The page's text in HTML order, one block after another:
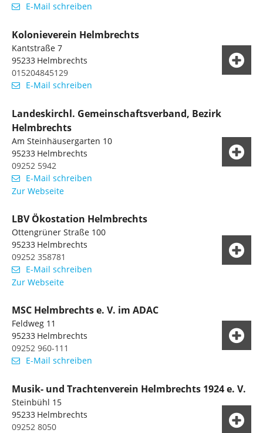
E-Mail schreiben
Kolonieverein Helmbrechts
Kantstraße 7
95233 Helmbrechts
015204845129
E-Mail schreiben
Landeskirchl. Gemeinschaftsverband, Bezirk
Helmbrechts
Am Steinhäusergarten 10
95233 Helmbrechts
09252 5942
E-Mail schreiben
Zur Webseite
LBV Ökostation Helmbrechts
Ottengrüner Straße 100
95233 Helmbrechts
09252 358781
E-Mail schreiben
Zur Webseite
MSC Helmbrechts e. V. im ADAC
Feldweg 11
95233 Helmbrechts
09252 960-111
E-Mail schreiben
Musik- und Trachtenverein Helmbrechts 1924 e. V.
Steinbühl 15
95233 Helmbrechts
09252 8050